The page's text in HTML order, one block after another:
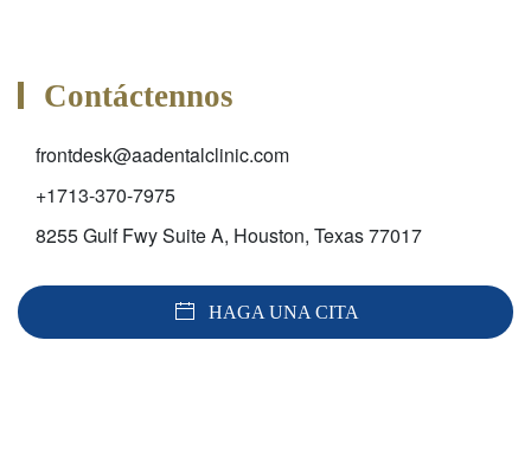
Contáctennos
frontdesk@aadentalclinic.com
+1713-370-7975
8255 Gulf Fwy Suite A, Houston, Texas 77017
HAGA UNA CITA